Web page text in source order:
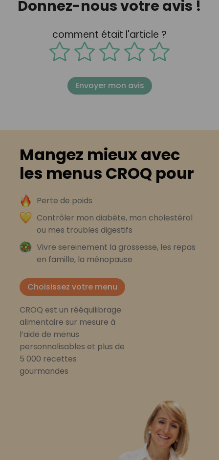
Donnez-nous votre avis !
comment était l'article ?
Envoyer mon avis
Mangez mieux avec
les menus CROQ pour
Perte de poids
Contrôler mon diabète, mon cholestérol
ou mes troubles digestifs
Vivre sereinement la grossesse, les repas
en famille, la ménopause
Choisissez votre menu
CROQ est un rééquilibrage
alimentaire sur mesure à
l’aide de menus
personnalisables et plus de
5 000 recettes
gourmandes